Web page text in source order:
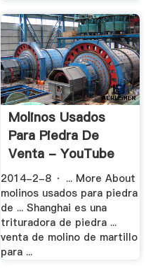
Molinos Usados
Para Piedra De
Venta - YouTube
2014-2-8 · ... More About
molinos usados para piedra
de ... Shanghai es una
trituradora de piedra ...
venta de molino de martillo
para ...